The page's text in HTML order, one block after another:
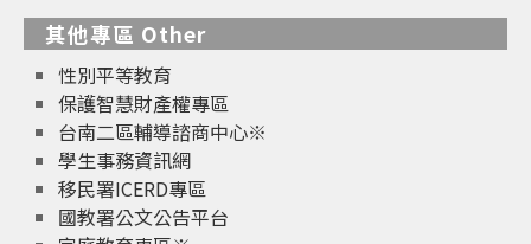
其他專區 Other
性別平等教育
保護智慧財產權專區
台南二區輔導諮商中心※
學生事務資訊網
移民署ICERD專區
國教署公文公告平台